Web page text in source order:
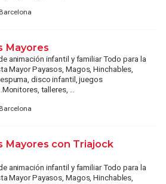
Mayores
animación infantil y familiar Todo para la
Mayor Payasos, Magos, Hinchables,
disco infantil, juegos
talleres, ...
Mayores con Triajock
animación infantil y familiar Todo para la
Mayor Payasos, Magos, Hinchables,